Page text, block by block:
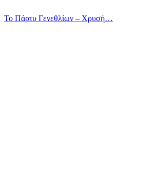
Το Πάρτυ Γενεθλίων – Χρυσή…